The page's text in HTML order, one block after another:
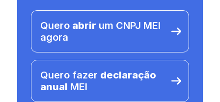
Quero abrir um CNPJ MEI
agora
Quero fazer declaração
anual MEI